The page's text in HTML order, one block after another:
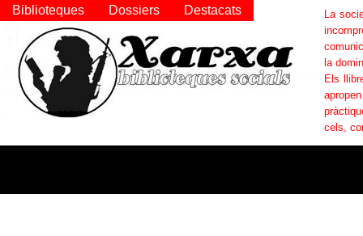
La
la
Els
cels,
Biblioteques Dossiers Destacats